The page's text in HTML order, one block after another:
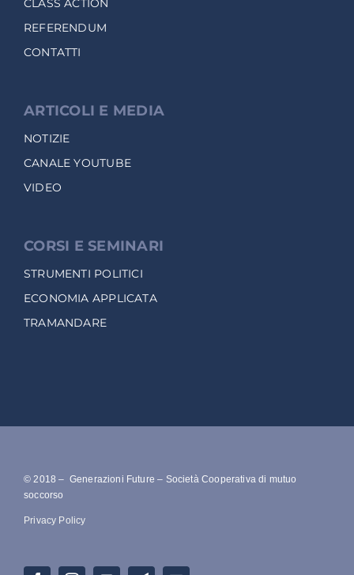
CLASS ACTION
REFERENDUM
CONTATTI
ARTICOLI E MEDIA
NOTIZIE
CANALE YOUTUBE
VIDEO
CORSI E SEMINARI
STRUMENTI POLITICI
ECONOMIA APPLICATA
TRAMANDARE
© 2018 – Generazioni Future – Società Cooperativa di mutuo
soccorso
Privacy Policy